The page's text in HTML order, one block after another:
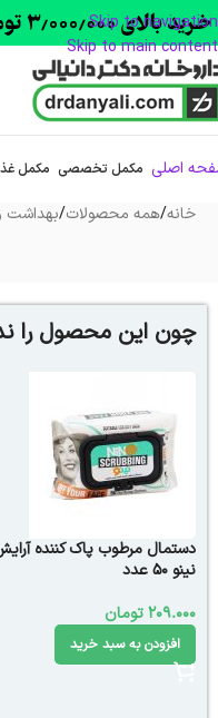
Skip to navigation
Skip to main content
اصلی مکمل تخصصی مکمل
خانه/همه محصولات/بهداشت
چون این محصول را
دستمال مرطوب پاک کننده
نینو 50 عدد
209.000تومان
افزودن به سبد خرید